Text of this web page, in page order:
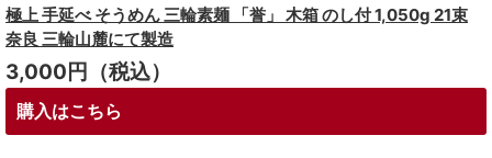
極上 手延べ そうめん 三輪素麺 「誉」 木箱 のし付 1,050g 21束
奈良 三輪山麓にて製造
3,000円（税込）
購入はこちら